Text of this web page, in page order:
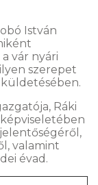
István
vár nyári
szerepet
Ráki
képviseletében
valamint
évad.